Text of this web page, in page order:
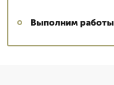
Выполним работы